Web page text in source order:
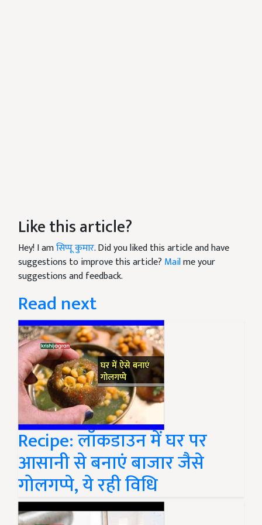
Like this article?
Hey! I amसिप्पू कुमार. Did you liked this article and have
suggestions to improve this article? Mailme your
suggestions and feedback.
Read next
Recipe: लॉकडाउन में घर पर
आसानी से बनाएं बाजार जैसे
गोलगप्पे, ये रही विधि